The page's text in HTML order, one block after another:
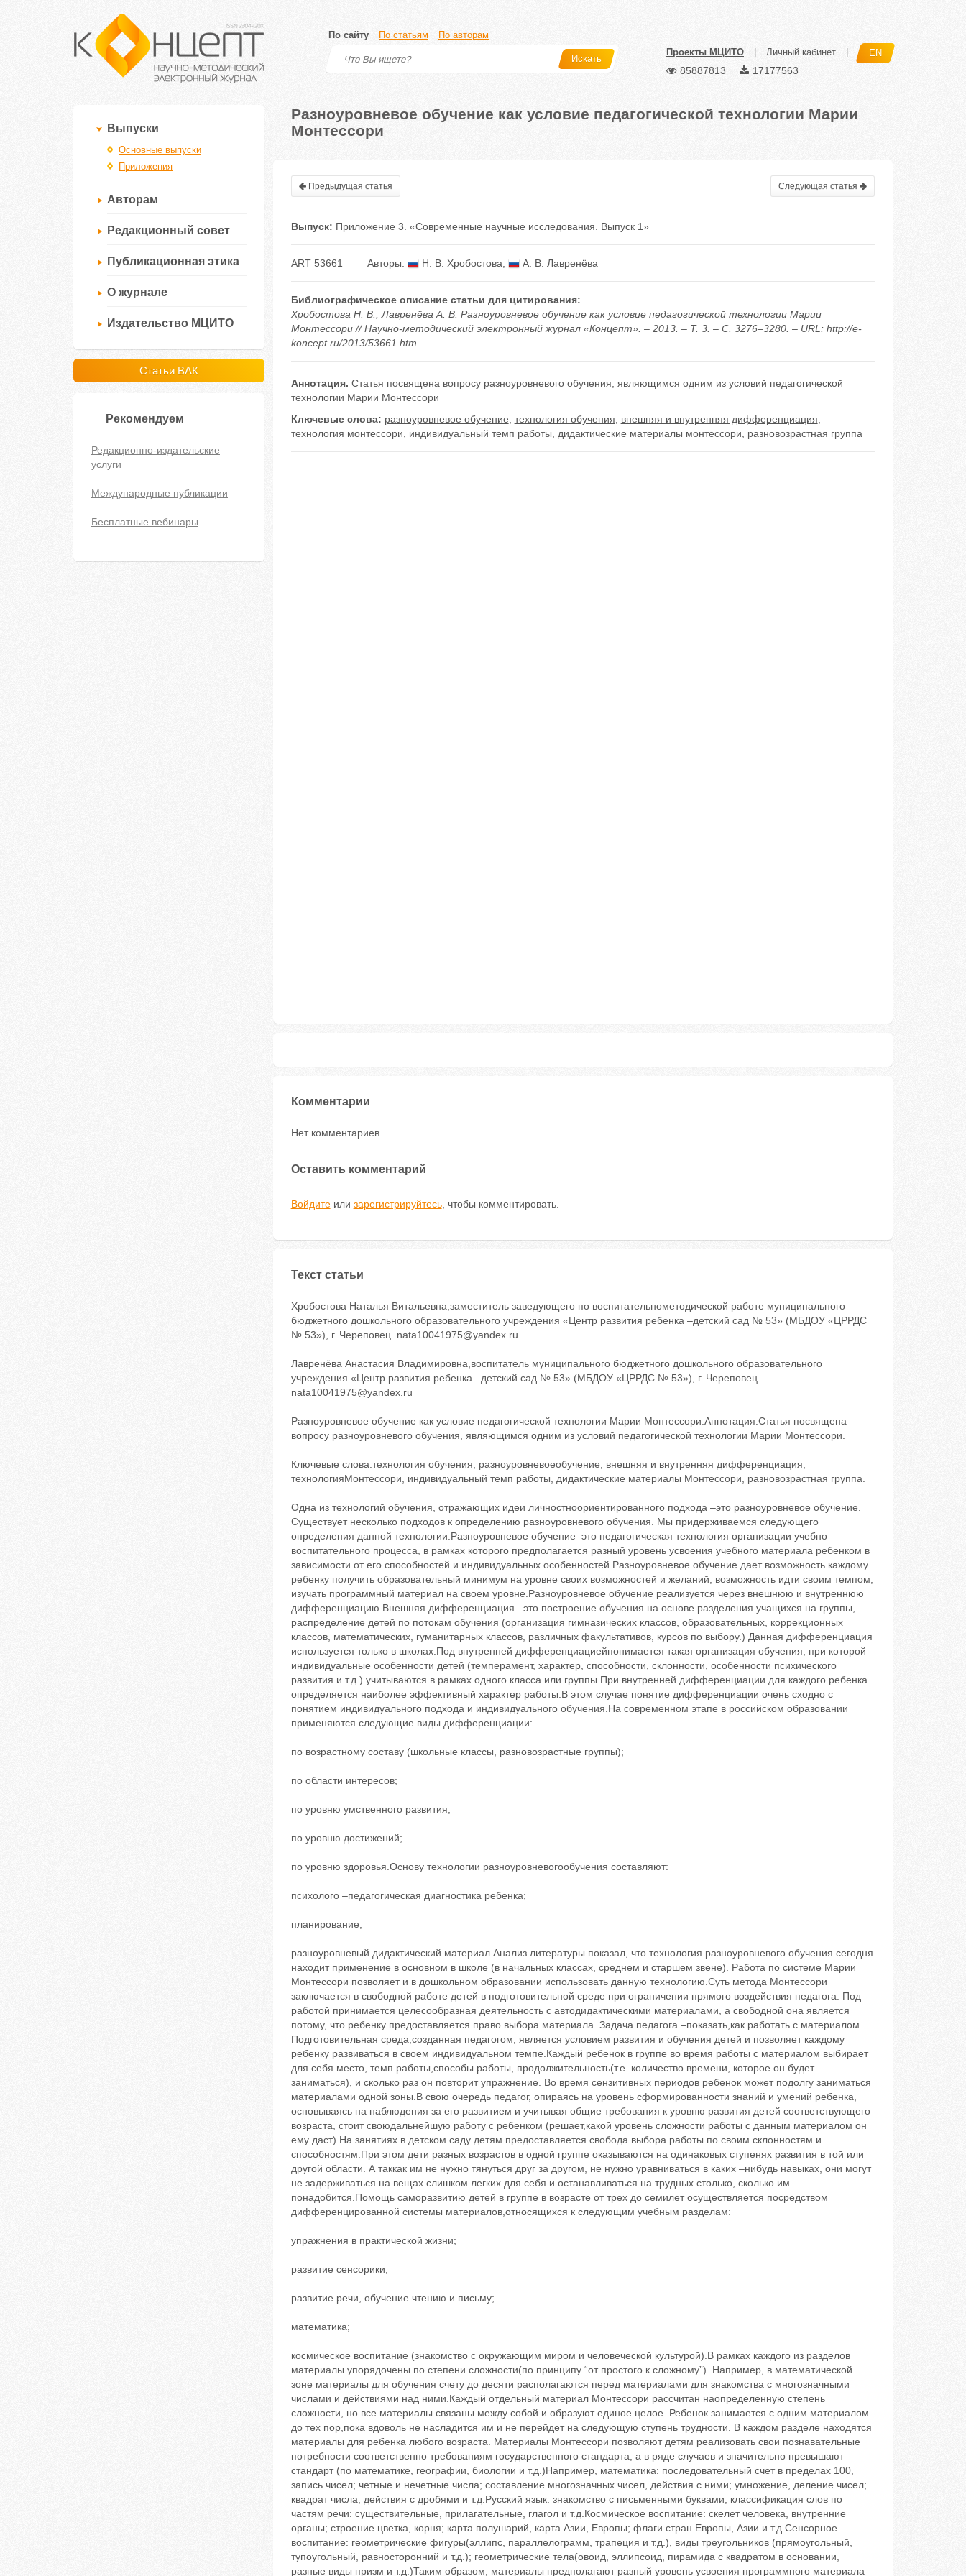
По сайту По статьям По авторам
Искать
Проекты МЦИТО Личный кабинет EN
85887813 17177563
Выпуски
Основные выпуски
Приложения
Авторам
Редакционный совет
Публикационная этика
О журнале
Издательство МЦИТО
Статьи ВАК
Рекомендуем
Редакционно-издательские
услуги
Международные публикации
Бесплатные вебинары
Разноуровневое обучение как условие педагогической технологии Марии
Монтессори
Предыдущая статья Следующая статья
Выпуск: Приложение 3. «Современные научные исследования. Выпуск 1»
ART 53661 Авторы: Н. В. Хробостова А. В. Лавренёва
Библиографическое описание статьи для цитирования:
Хробостова Н. В., Лавренёва А. В. Разноуровневое обучение как условие педагогической технологии Марии
Монтессори // Научно-методический электронный журнал «Концепт». – 2013. – Т. 3. – С. 3276–3280. – URL: http://e-
koncept.ru/2013/53661.htm.
Аннотация. Статья посвящена вопросу разноуровневого обучения, являющимся одним из условий педагогической
технологии Марии Монтессори
Ключевые слова: разноуровневое обучение технология обучения внешняя и внутренняя дифференциация
технология монтессори
индивидуальный темп работы дидактические материалы монтессори разновозрастная группа
Комментарии
Нет комментариев
Оставить комментарий
Войдитеили зарегистрируйтесь, чтобы комментировать.
Текст статьи
Хробостова Наталья Витальевна,заместитель заведующего по воспитательнометодической работе муниципального
бюджетного дошкольного образовательного учреждения «Центр развития ребенка –детский сад № 53» (МБДОУ «ЦРРДС
№ 53»), г. Череповец. nata10041975@yandex.ru
Лавренёва Анастасия Владимировна,воспитатель муниципального бюджетного дошкольного образовательного
учреждения «Центр развития ребенка –детский сад № 53» (МБДОУ «ЦРРДС № 53»), г. Череповец.
nata10041975@yandex.ru
Разноуровневое обучение как условие педагогической технологии Марии Монтессори.Аннотация:Статья посвящена
вопросу разноуровневого обучения, являющимся одним из условий педагогической технологии Марии Монтессори.
Ключевые слова:технология обучения, разноуровневоеобучение, внешняя и внутренняя дифференциация,
технологияМонтессори, индивидуальный темп работы, дидактические материалы Монтессори, разновозрастная группа.
Одна из технологий обучения, отражающих идеи личностноориентированного подхода –это разноуровневое обучение.
Существует несколько подходов к определению разноуровневого обучения. Мы придерживаемся следующего
определения данной технологии.Разноуровневое обучение–это педагогическая технология организации учебно –
воспитательного процесса, в рамках которого предполагается разный уровень усвоения учебного материала ребенком в
зависимости от его способностей и индивидуальных особенностей.Разноуровневое обучение дает возможность каждому
ребенку получить образовательный минимум на уровне своих возможностей и желаний; возможность идти своим темпом;
изучать программный материал на своем уровне.Разноуровневое обучение реализуется через внешнюю и внутреннюю
дифференциацию.Внешняя дифференциация –это построение обучения на основе разделения учащихся на группы,
распределение детей по потокам обучения (организация гимназических классов, образовательных, коррекционных
классов, математических, гуманитарных классов, различных факультативов, курсов по выбору.) Данная дифференциация
используется только в школах.Под внутренней дифференциациейпонимается такая организация обучения, при которой
индивидуальные особенности детей (темперамент, характер, способности, склонности, особенности психического
развития и т.д.) учитываются в рамках одного класса или группы.При внутренней дифференциации для каждого ребенка
определяется наиболее эффективный характер работы.В этом случае понятие дифференциации очень сходно с
понятием индивидуального подхода и индивидуального обучения.На современном этапе в российском образовании
применяются следующие виды дифференциации:
по возрастному составу (школьные классы, разновозрастные группы);
по области интересов;
по уровню умственного развития;
по уровню достижений;
по уровню здоровья.Основу технологии разноуровневогообучения составляют:
психолого –педагогическая диагностика ребенка;
планирование;
разноуровневый дидактический материал.Анализ литературы показал, что технология разноуровневого обучения сегодня
находит применение в основном в школе (в начальных классах, среднем и старшем звене). Работа по системе Марии
Монтессори позволяет и в дошкольном образовании использовать данную технологию.Суть метода Монтессори
заключается в свободной работе детей в подготовительной среде при ограничении прямого воздействия педагога. Под
работой принимается целесообразная деятельность с автодидактическими материалами, а свободной она является
потому, что ребенку предоставляется право выбора материала. Задача педагога –показать,как работать с материалом.
Подготовительная среда,созданная педагогом, является условием развития и обучения детей и позволяет каждому
ребенку развиваться в своем индивидуальном темпе.Каждый ребенок в группе во время работы с материалом выбирает
для себя место, темп работы,способы работы, продолжительность(т.е. количество времени, которое он будет
заниматься), и сколько раз он повторит упражнение. Во время сензитивных периодов ребенок может подолгу заниматься
материалами одной зоны.В свою очередь педагог, опираясь на уровень сформированности знаний и умений ребенка,
основываясь на наблюдения за его развитием и учитывая общие требования к уровню развития детей соответствующего
возраста, стоит своюдальнейшую работу с ребенком (решает,какой уровень сложности работы с данным материалом он
ему даст).На занятиях в детском саду детям предоставляется свобода выбора работы по своим склонностям и
способностям.При этом дети разных возрастов в одной группе оказываются на одинаковых ступенях развития в той или
другой области. А таккак им не нужно тянуться друг за другом, не нужно уравниваться в каких –нибудь навыках, они могут
не задерживаться на вещах слишком легких для себя и останавливаться на трудных столько, сколько им
понадобится.Помощь саморазвитию детей в группе в возрасте от трех до семилет осуществляется посредством
дифференцированной системы материалов,относящихся к следующим учебным разделам:
упражнения в практической жизни;
развитие сенсорики;
развитие речи, обучение чтению и письму;
математика;
космическое воспитание (знакомство с окружающим миром и человеческой культурой).В рамках каждого из разделов
материалы упорядочены по степени сложности(по принципу “от простого к сложному”). Например, в математической
зоне материалы для обучения счету до десяти располагаются перед материалами для знакомства с многозначными
числами и действиями над ними.Каждый отдельный материал Монтессори рассчитан наопределенную степень
сложности, но все материалы связаны между собой и образуют единое целое. Ребенок занимается с одним материалом
до тех пор,пока вдоволь не насладится им и не перейдет на следующую ступень трудности. В каждом разделе находятся
материалы для ребенка любого возраста. Материалы Монтессори позволяют детям реализовать свои познавательные
потребности соответственно требованиям государственного стандарта, а в ряде случаев и значительно превышают
стандарт (по математике, географии, биологии и т.д.)Например, математика: последовательный счет в пределах 100,
запись чисел; четные и нечетные числа; составление многозначных чисел, действия с ними; умножение, деление чисел;
квадрат числа; действия с дробями и т.д.Русский язык: знакомство с письменными буквами, классификация слов по
частям речи: существительные, прилагательные, глагол и т.д.Космическое воспитание: скелет человека, внутренние
органы; строение цветка, корня; карта полушарий, карта Азии, Европы; флаги стран Европы, Азии и т.д.Сенсорное
воспитание: геометрические фигуры(эллипс, параллелограмм, трапеция и т.д.), виды треугольников (прямоугольный,
тупоугольный, равносторонний и т.д.); геометрические тела(овоид, эллипсоид, пирамида с квадратом в основании,
разные виды призм и т.д.)Таким образом, материалы предполагают разный уровень усвоения программного материала